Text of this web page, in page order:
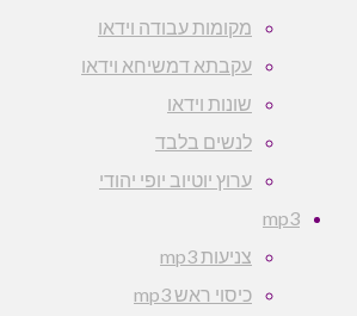
מקומות עבודה וידאו
עקבתא דמשיחא וידאו
שונות וידאו
לנשים בלבד
ערוץ יוטיוב יופי יהודי
mp3
צניעות mp3
כיסוי ראש mp3